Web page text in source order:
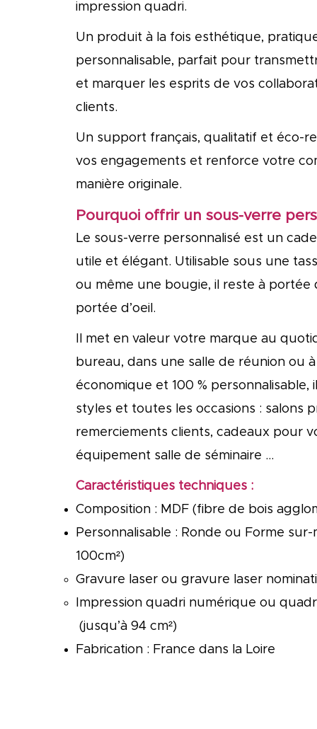
impression quadri.
Un produit à la fois esthétique,
personnalisable, parfait pour
et marquer les esprits de vos
clients.
Un support français, qualitatif et éco-
vos engagements et renforce votre
manière originale.
Pourquoi offrir un sous-verre
Le sous-verre personnalisé est un
utile et élégant. Utilisable sous une
ou même une bougie, il reste à portée
portée d’oeil.
Il met en valeur votre marque au
bureau, dans une salle de réunion ou
économique et 100 % personnalisable,
styles et toutes les occasions : salons
remerciements clients, cadeaux pour
équipement salle de séminaire …
Caractéristiques techniques :
Composition : MDF (fibre de bois
Personnalisable : Ronde ou Forme sur-
100cm²)
Gravure laser ou gravure laser
Impression quadri numérique ou
(jusqu’à 94 cm²)
Fabrication : France dans la Loire